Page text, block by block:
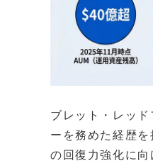
ブレット・レッ
ーを務めた経歴
の回復力強化に